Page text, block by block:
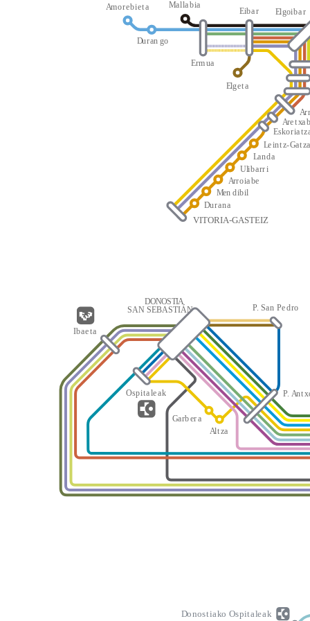
Durana
Men dibil
Arroiabe
Ulibarri
Landa
Leintz-Gatz
VITORIA-GASTEIZ
Arr
Aretxab
Eskoriatz
Elgeta
Amorebieta
Duran go
Mallabia
Eibar
Ermua
Elgoibar
Altza
Garbera
DONOSTIA
SAN SEBASTIÁN P. San Pedro
P Antx
Ospitaleak
Ibaeta
Donostiako Ospitaleak